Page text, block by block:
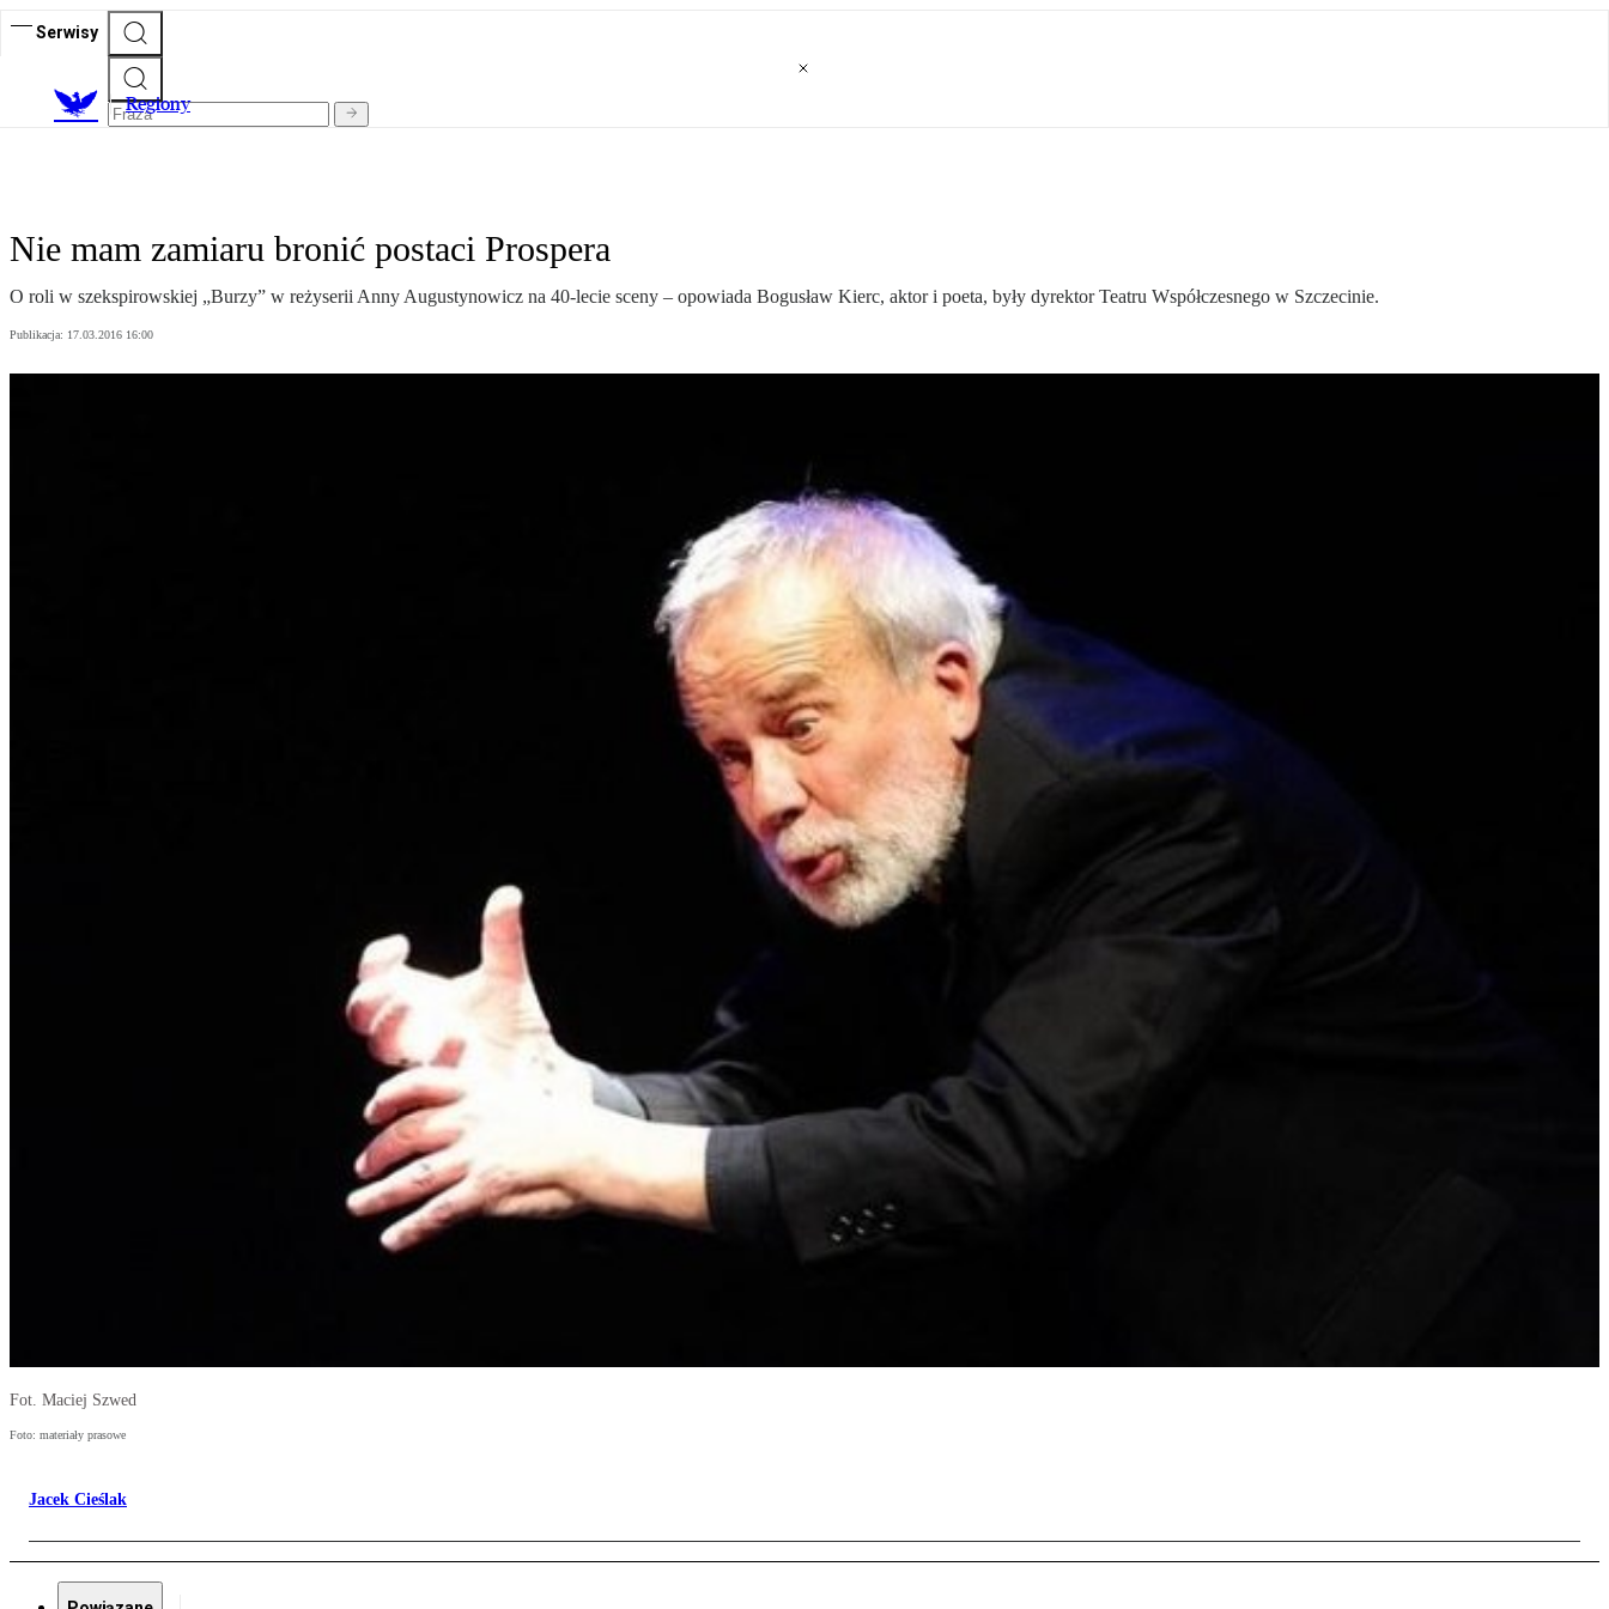
Serwisy
Regiony
Nie mam zamiaru bronić postaci Prospera
O roli w szekspirowskiej „Burzy” w reżyserii Anny Augustynowicz na 40-lecie sceny – opowiada Bogusław Kierc, aktor i poeta, były dyrektor Teatru Współczesnego w Szczecinie.
Publikacja: 17.03.2016 16:00
Fot. Maciej Szwed
Foto: materiały prasowe
Jacek Cieślak